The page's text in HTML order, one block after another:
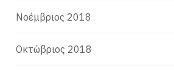
Νοέμβριος 2018
Οκτώβριος 2018